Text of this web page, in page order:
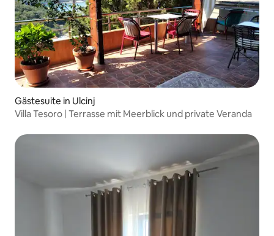
Gästesuite in Ulcinj
Villa Tesoro | Terrasse mit Meerblick und private Veranda